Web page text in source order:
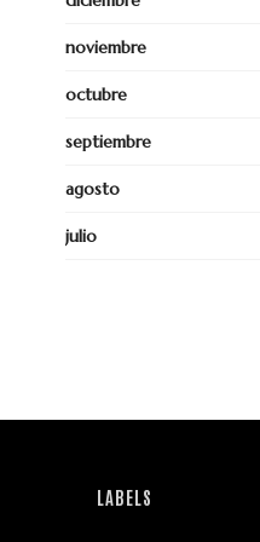
noviembre
octubre
septiembre
agosto
julio
LABELS